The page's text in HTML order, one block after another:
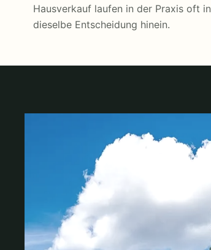
Hausverkauf laufen in der Praxis oft in
dieselbe Entscheidung hinein.